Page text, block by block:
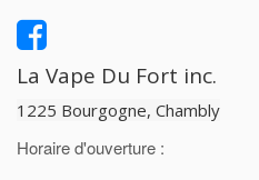
La Vape Du Fort inc.
1225 Bourgogne, Chambly
Horaire d'ouverture :